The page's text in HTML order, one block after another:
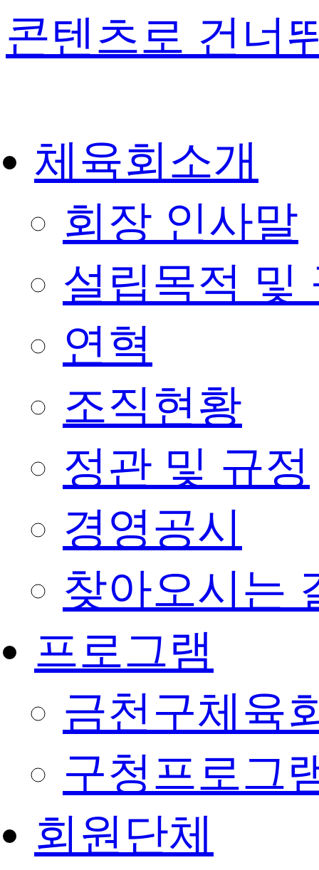
콘텐츠로 건너
체육회소개
회장 인사말
설립목적 및
연혁
조직현황
정관 및 규정
경영공시
찾아오시는
프로그램
금천구체육
구청프로그
회원단체